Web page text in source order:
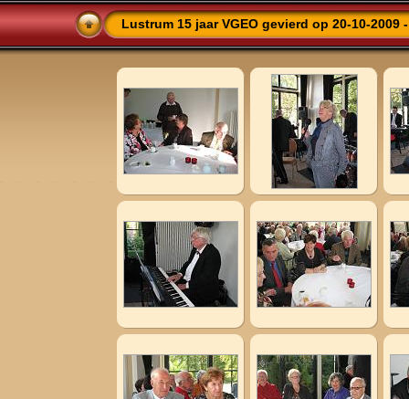
Lustrum 15 jaar VGEO gevierd op 20-10-2009